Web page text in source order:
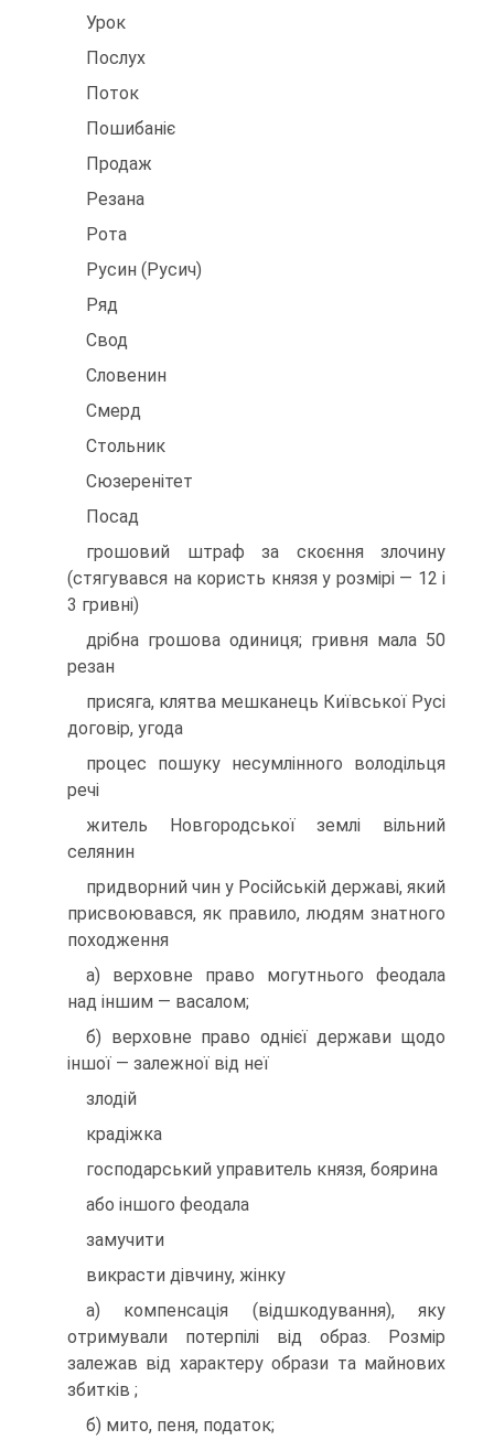
Урок
Послух
Поток
Пошибаніє
Продаж
Резана
Рота
Русин (Русич)
Ряд
Свод
Словенин
Смерд
Стольник
Сюзеренітет
Посад
грошовий штраф за скоєння злочину
(стягувався на користь князя у розмірі — 12 і
3 гривні)
дрібна грошова одиниця; гривня мала 50
резан
присяга, клятва мешканець Київської Русі
договір, угода
процес пошуку несумлінного володільця
речі
житель Новгородської землі вільний
селянин
придворний чин у Російській державі, який
присвоювався, як правило, людям знатного
походження
а) верховне право могутнього феодала
над іншим — васалом;
б) верховне право однієї держави щодо
іншої — залежної від неї
злодій
крадіжка
господарський управитель князя, боярина
або іншого феодала
замучити
викрасти дівчину, жінку
а) компенсація (відшкодування), яку
отримували потерпілі від образ. Розмір
залежав від характеру образи та майнових
збитків ;
б) мито, пеня, податок;